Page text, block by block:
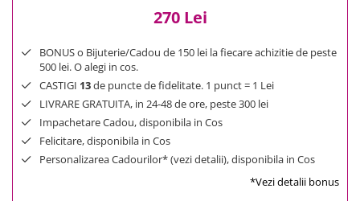
500 Lei - 1000 Lei
1000 Lei +
270 Lei
BONUS o Bijuterie/Cadou de 150 lei la fiecare achizitie de peste
500 lei. O alegi in cos.
CASTIGI 13de puncte de fidelitate. 1 punct = 1 Lei
LIVRARE GRATUITA, in 24-48 de ore, peste 300 lei
Impachetare Cadou, disponibila in Cos
Felicitare, disponibila in Cos
Personalizarea Cadourilor* (vezi detalii), disponibila in Cos
*Vezi detalii bonus